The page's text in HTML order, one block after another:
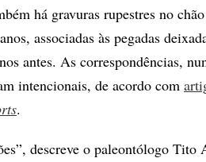
há gravuras rupestres no
associadas às pegadas
antes. As correspondências,
intencionais, de acordo com
.
descreve o paleontólogo Tito